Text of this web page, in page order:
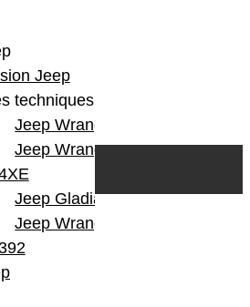
Jeep
techniques
Jeep Wrangler JL
Jeep Wrangler
Jeep Gladiator
Jeep Wrangler V8